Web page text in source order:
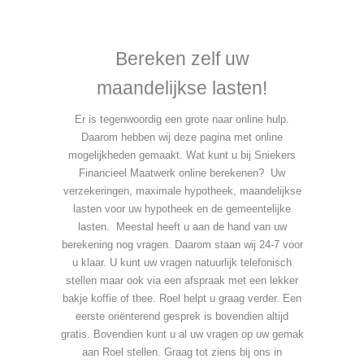
Bereken zelf uw
maandelijkse lasten!
Er is tegenwoordig een grote naar online hulp.
Daarom hebben wij deze pagina met online
mogelijkheden gemaakt. Wat kunt u bij Sniekers
Financieel Maatwerk online berekenen? Uw
verzekeringen, maximale hypotheek, maandelijkse
lasten voor uw hypotheek en de gemeentelijke
lasten. Meestal heeft u aan de hand van uw
berekening nog vragen. Daarom staan wij 24-7 voor
u klaar. U kunt uw vragen natuurlijk telefonisch
stellen maar ook via een afspraak met een lekker
bakje koffie of thee. Roel helpt u graag verder. Een
eerste oriënterend gesprek is bovendien altijd
gratis. Bovendien kunt u al uw vragen op uw gemak
aan Roel stellen. Graag tot ziens bij ons in